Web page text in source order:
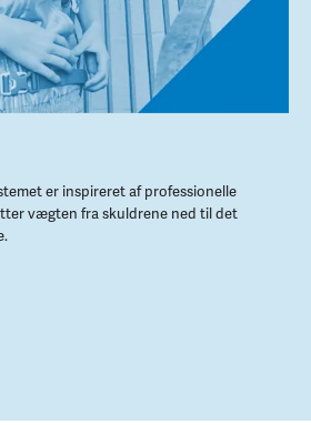
er inspireret af professionelle
vægten fra skuldrene ned til det